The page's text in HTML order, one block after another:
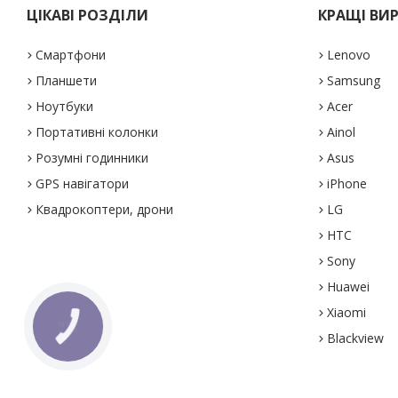
ЦІКАВІ РОЗДІЛИ
Смартфони
Планшети
Ноутбуки
Портативні колонки
Розумні годинники
GPS навігатори
Квадрокоптери, дрони
КРАЩІ
Lenovo
Samsung
Acer
Ainol
Asus
iPhone
LG
HTC
Sony
Huawei
Xiaomi
Blackview